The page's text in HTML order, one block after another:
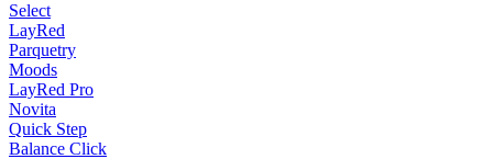
Select
LayRed
Parquetry
Moods
LayRed Pro
Novita
Quick Step
Balance Click